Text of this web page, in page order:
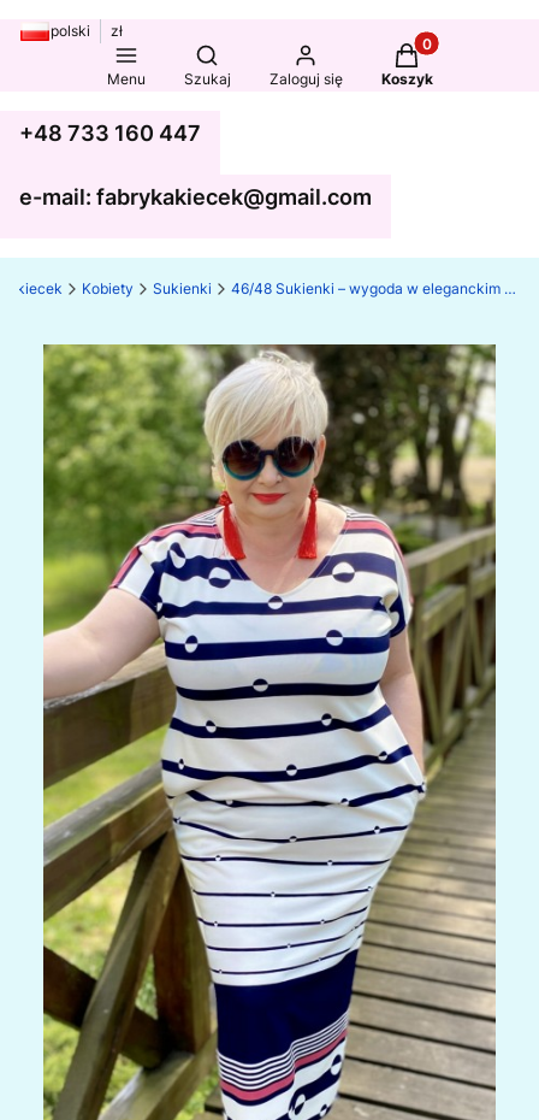
polski zł
Menu
Otwórz wyszukiwarkę
Szukaj Zaloguj się
Produkty w
Koszyk
+48 733 160 447
e-mail: fabrykakiecek@gmail.com
kiecek Kobiety Sukienki 46/48 Sukienki – wygoda w eleganckim stylu